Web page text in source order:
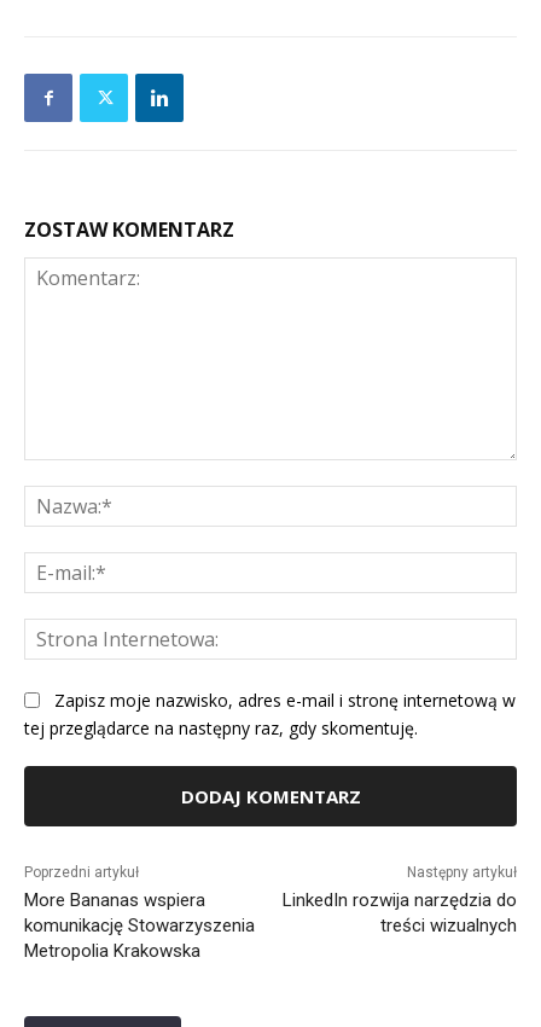
ZOSTAW KOMENTARZ
Zapisz moje nazwisko, adres e-mail i stronę internetową w
tej przeglądarce na następny raz, gdy skomentuję.
Poprzedni artykuł
More Bananas wspiera
komunikację Stowarzyszenia
Metropolia Krakowska
Następny artykuł
LinkedIn rozwija narzędzia do
treści wizualnych